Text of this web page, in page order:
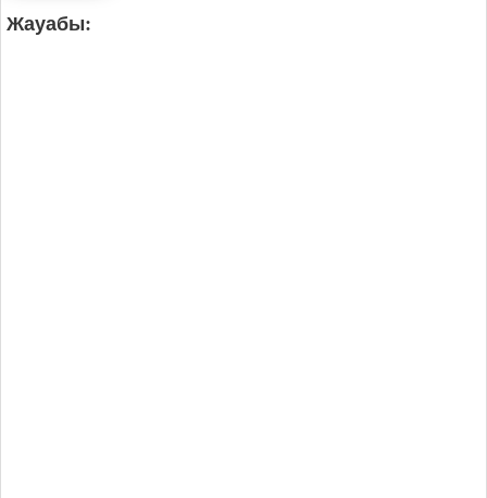
Жауабы: